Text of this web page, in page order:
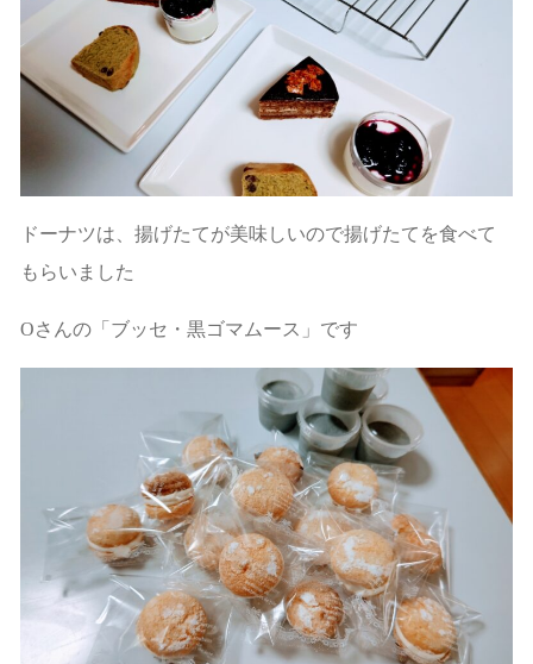
ドーナツは、揚げたてが美味しいので揚げたてを食べて
もらいました
Oさんの「ブッセ・黒ゴマムース」です